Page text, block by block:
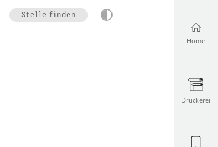
Home
Druckerei
Stelle finden